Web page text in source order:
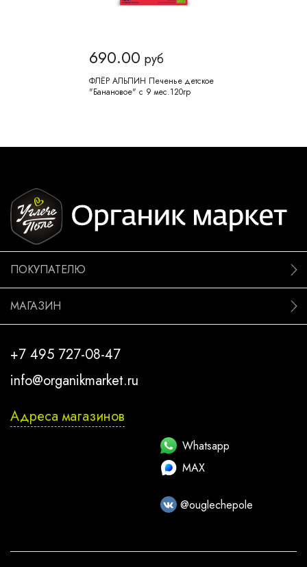
690.00 руб
ФЛЁР АЛЬПИН Печенье детское
"Банановое" с 9 мес.120гр
ПОКУПАТЕЛЮ
МАГАЗИН
+7 495 727-08-47
info@organikmarket.ru
Адреса магазинов
Whatsapp
MAX
@ouglechepole